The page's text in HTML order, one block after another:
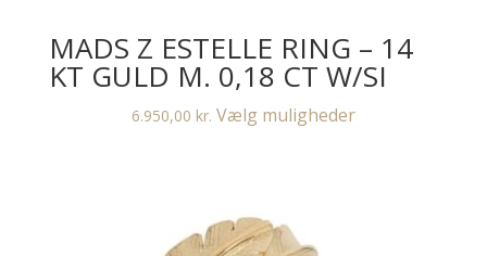
MADS Z ESTELLE RING – 14
KT GULD M. 0,18 CT W/SI
6.950,00 kr. Vælg mulighederDette